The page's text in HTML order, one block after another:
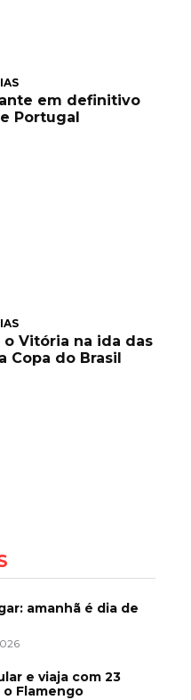
em definitivo
Portugal
Vitória na ida das
Copa do Brasil
amanhã é dia de
e viaja com 23
Flamengo